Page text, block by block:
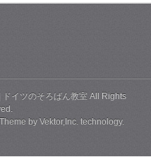
イツのそろばん教室All Rights
byVektor,Inc. technology.